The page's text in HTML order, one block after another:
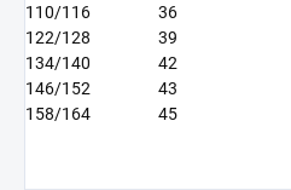
110/116
36
122/128
39
134/140
42
146/152
43
158/164
45